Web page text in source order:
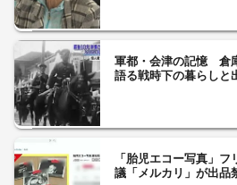
軍都・会津の記憶 倉
語る戦時下の暮らしと
「胎児エコー写真」
議「メルカリ」が出